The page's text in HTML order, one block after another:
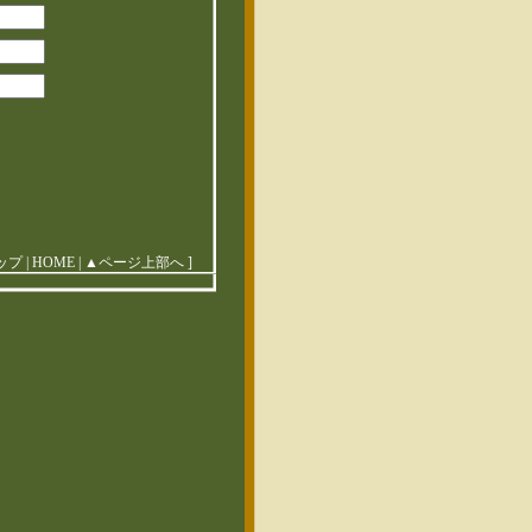
プ| HOME ▲ページ上部へ ]